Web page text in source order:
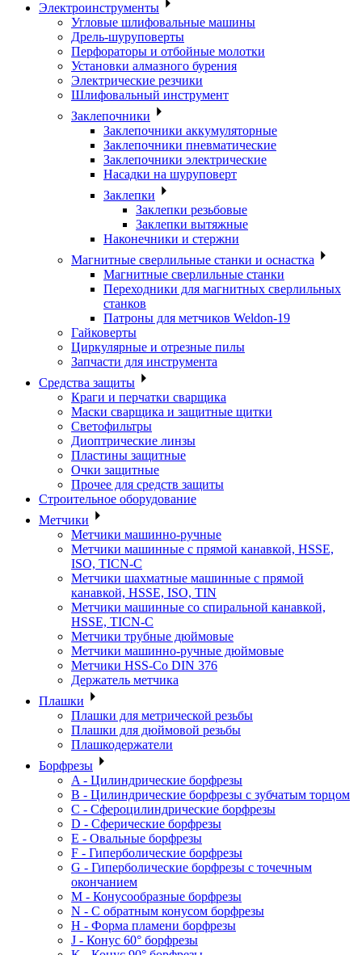
Электроинструменты
Угловые шлифовальные машины
Дрель-шуруповерты
Перфораторы и отбойные молотки
Установки алмазного бурения
Электрические резчики
Шлифовальный инструмент
Заклепочники
Заклепочники аккумуляторные
Заклепочники пневматические
Заклепочники электрические
Насадки на шуруповерт
Заклепки
Заклепки резьбовые
Заклепки вытяжные
Наконечники и стержни
Магнитные сверлильные станки и оснастка
Магнитные сверлильные станки
Переходники для магнитных сверлильных
станков
Патроны для метчиков Weldon-19
Гайковерты
Циркулярные и отрезные пилы
Запчасти для инструмента
Средства защиты
Краги и перчатки сварщика
Маски сварщика и защитные щитки
Светофильтры
Диоптрические линзы
Пластины защитные
Очки защитные
Прочее для средств защиты
Строительное оборудование
Метчики
Метчики машинно-ручные
Метчики машинные с прямой канавкой, HSSE,
ISO, TICN-C
Метчики шахматные машинные с прямой
канавкой, HSSE, ISO, TIN
Метчики машинные со спиральной канавкой,
HSSE, TICN-C
Метчики трубные дюймовые
Метчики машинно-ручные дюймовые
Метчики HSS-Co DIN 376
Держатель метчика
Плашки
Плашки для метрической резьбы
Плашки для дюймовой резьбы
Плашкодержатели
Борфрезы
A - Цилиндрические борфрезы
B - Цилиндрические борфрезы с зубчатым торцом
C - Сфероцилиндрические борфрезы
D - Сферические борфрезы
E - Овальные борфрезы
F - Гиперболические борфрезы
G - Гиперболические борфрезы с точечным
окончанием
M - Конусообразные борфрезы
N - С обратным конусом борфрезы
H - Форма пламени борфрезы
J - Конус 60° борфрезы